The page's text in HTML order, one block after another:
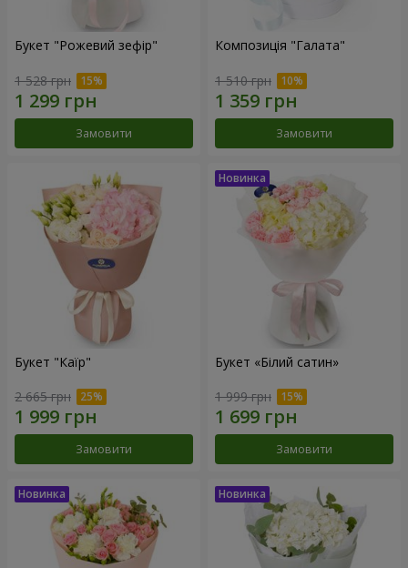
Букет "Рожевий зефір"
1 528 грн
Замовити
Композиція "Галата"
1 510 грн
Замовити
Букет "Каїр"
2 665 грн
Замовити
Букет «Білий сатин»
1 999 грн
Замовити